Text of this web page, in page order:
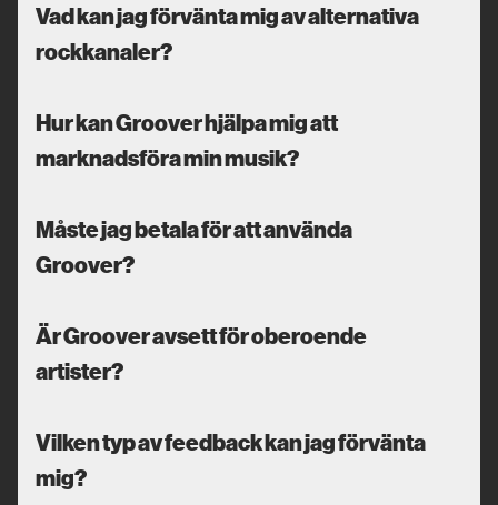
Vad kan jag förvänta mig av alternativa
rockkanaler?
Hur kan Groover hjälpa mig att
marknadsföra min musik?
Måste jag betala för att använda
Groover?
Är Groover avsett för oberoende
artister?
Vilken typ av feedback kan jag förvänta
mig?